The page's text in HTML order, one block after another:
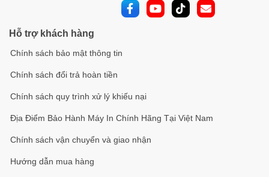
Hỗ trợ khách hàng
Chính sách bảo mật thông tin
Chính sách đổi trả hoàn tiền
Chính sách quy trình xử lý khiếu nại
Địa Điểm Bảo Hành Máy In Chính Hãng Tại Việt Nam
Chính sách vận chuyển và giao nhận
Hướng dẫn mua hàng